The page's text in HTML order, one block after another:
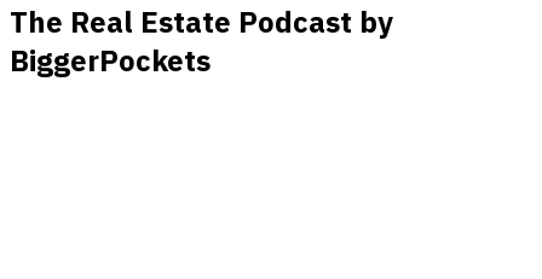
The Real Estate Podcast by
BiggerPockets